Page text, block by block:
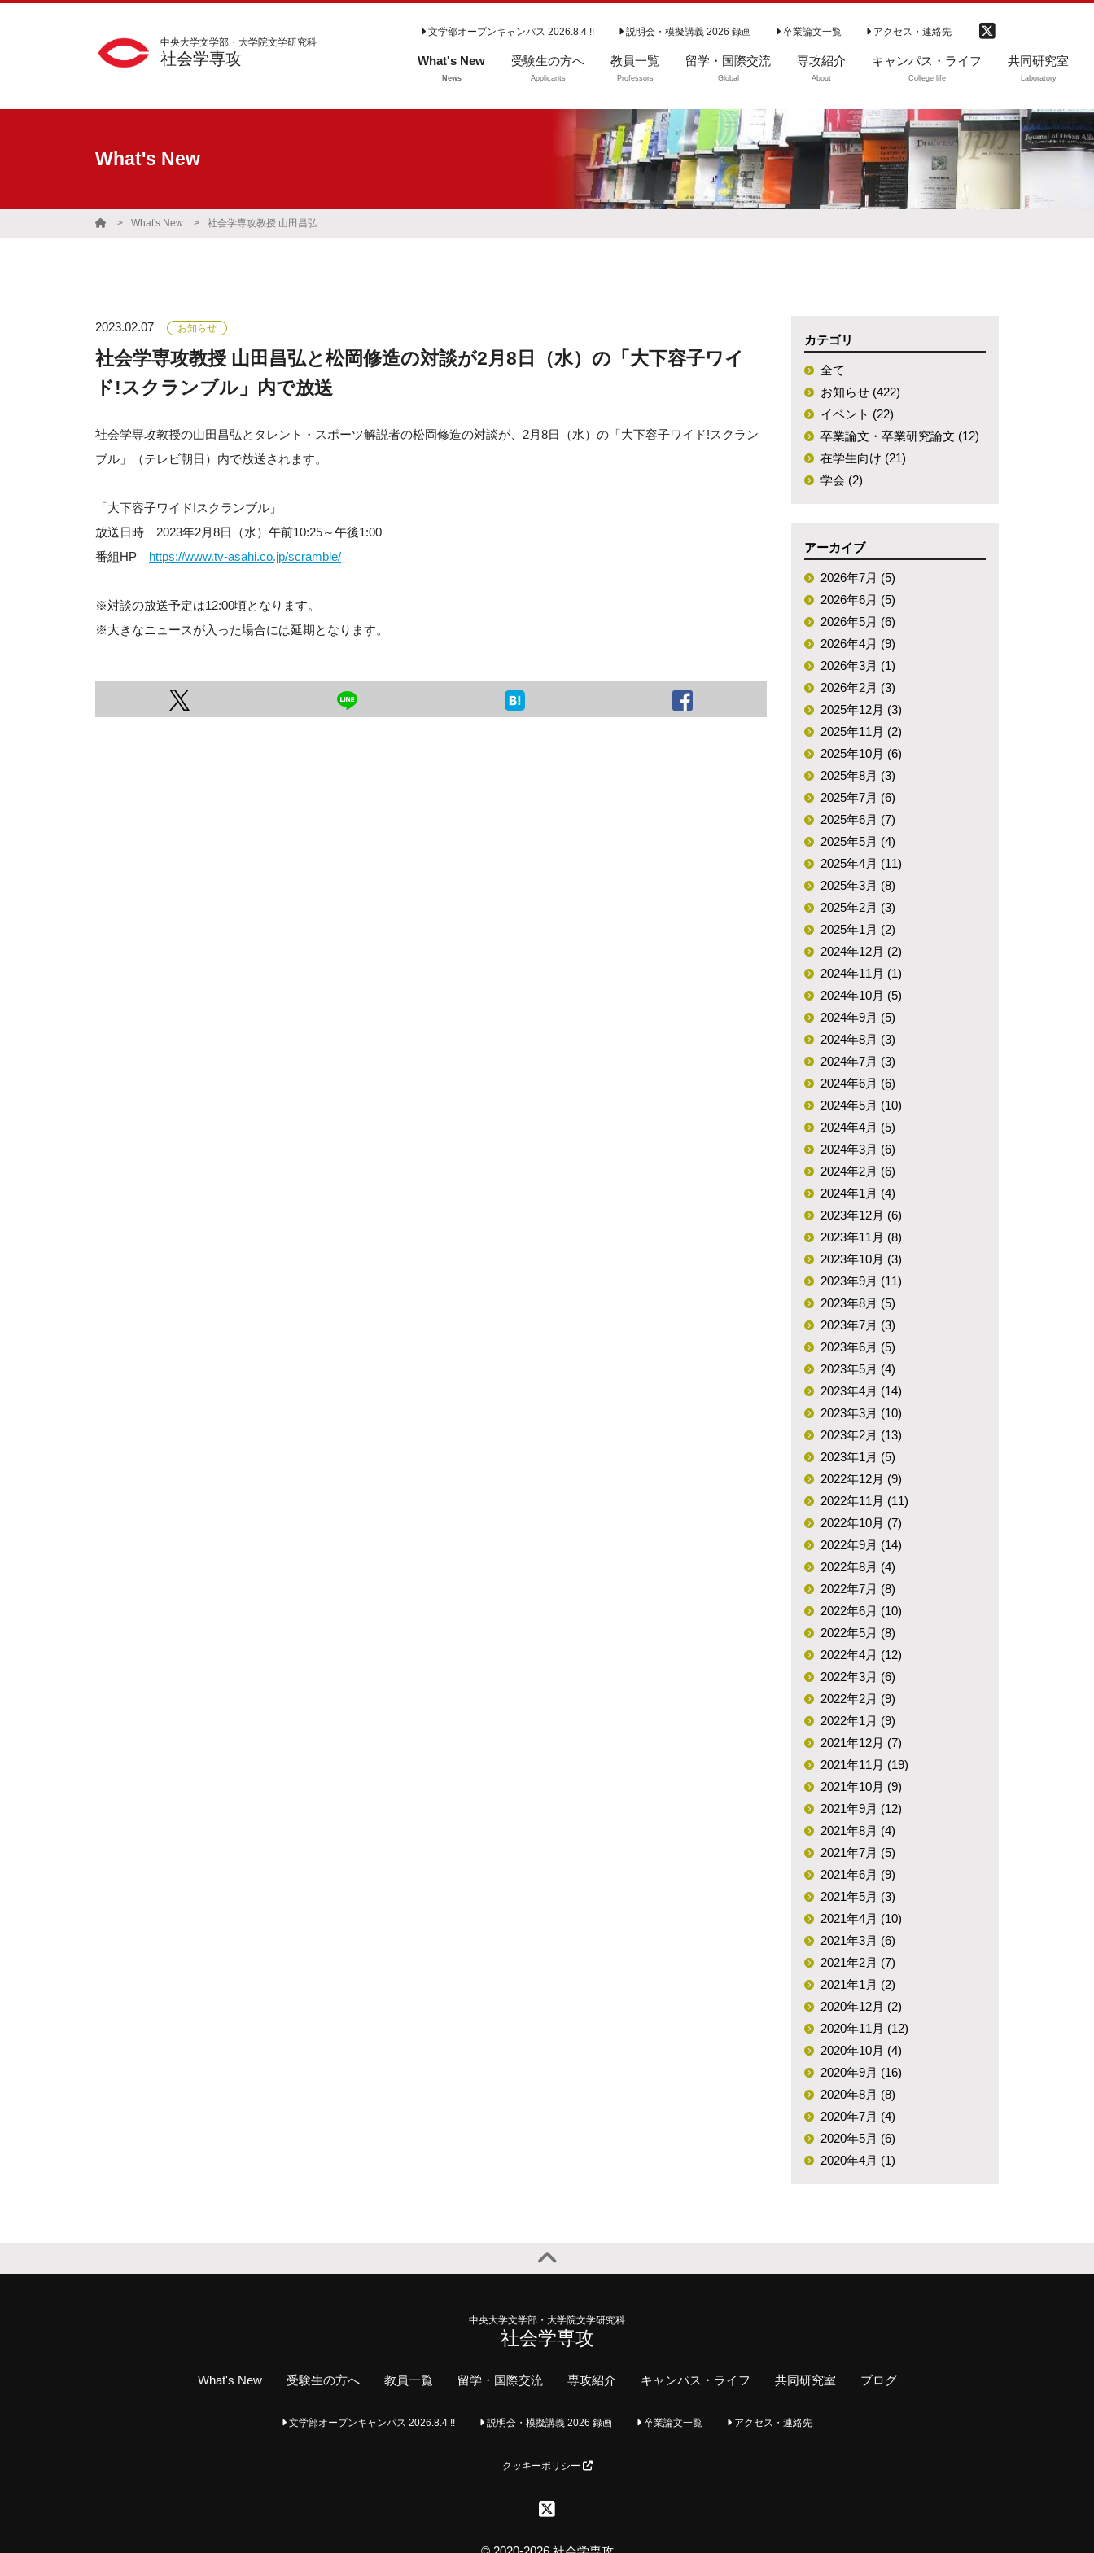
中央大学文学部・大学院文学研究科
社会学専攻
文学部オープンキャンパス 2026.8.4 !! 説明会・模擬講義 2026 録画 卒業論文一覧 アクセス・連絡先
What's New
News
受験生の方へ
Applicants
よくいただくご質
専攻説明会
教員一覧
Professors
留学・国際交流
Global
専攻紹介
About
専攻の理念
学部カリキュラム
卒業生の進路
カリキュラム（～
専攻説明会（録
画）
社会学コロキウム
キャンパス・ライフ
College life
大学院生等
卒業生・修了生
共同研究室
Laboratory
図書のご利用
CD-ROM閲覧リ
ト
What's New
What's New 社会学専攻教授 山田昌弘と松岡修造の対談が2月8日（水）の「大下容子ワイド!スクランブル」内で放送
2023.02.07 お知らせ
社会学専攻教授 山田昌弘と松岡修造の対談が2月8日（水）の「大下容子ワイ
ド!スクランブル」内で放送
社会学専攻教授の山田昌弘とタレント・スポーツ解説者の松岡修造の対談が、2月8日（水）の「大下容子ワイド!スクラン
ブル」（テレビ朝日）内で放送されます。
「大下容子ワイド!スクランブル」
放送日時 2023年2月8日（水）午前10:25～午後1:00
番組HP https://www.tv-asahi.co.jp/scramble/
※対談の放送予定は12:00頃となります。
※大きなニュースが入った場合には延期となります。
カテゴリ
全て
お知らせ (422)
イベント (22)
卒業論文・卒業研究論文 (12)
在学生向け (21)
学会 (2)
アーカイブ
2026年7月 (5)
2026年6月 (5)
2026年5月 (6)
2026年4月 (9)
2026年3月 (1)
2026年2月 (3)
2025年12月 (3)
2025年11月 (2)
2025年10月 (6)
2025年8月 (3)
2025年7月 (6)
2025年6月 (7)
2025年5月 (4)
2025年4月 (11)
2025年3月 (8)
2025年2月 (3)
2025年1月 (2)
2024年12月 (2)
2024年11月 (1)
2024年10月 (5)
2024年9月 (5)
2024年8月 (3)
2024年7月 (3)
2024年6月 (6)
2024年5月 (10)
2024年4月 (5)
2024年3月 (6)
2024年2月 (6)
2024年1月 (4)
2023年12月 (6)
2023年11月 (8)
2023年10月 (3)
2023年9月 (11)
2023年8月 (5)
2023年7月 (3)
2023年6月 (5)
2023年5月 (4)
2023年4月 (14)
2023年3月 (10)
2023年2月 (13)
2023年1月 (5)
2022年12月 (9)
2022年11月 (11)
2022年10月 (7)
2022年9月 (14)
2022年8月 (4)
2022年7月 (8)
2022年6月 (10)
2022年5月 (8)
2022年4月 (12)
2022年3月 (6)
2022年2月 (9)
2022年1月 (9)
2021年12月 (7)
2021年11月 (19)
2021年10月 (9)
2021年9月 (12)
2021年8月 (4)
2021年7月 (5)
2021年6月 (9)
2021年5月 (3)
2021年4月 (10)
2021年3月 (6)
2021年2月 (7)
2021年1月 (2)
2020年12月 (2)
2020年11月 (12)
2020年10月 (4)
2020年9月 (16)
2020年8月 (8)
2020年7月 (4)
2020年5月 (6)
2020年4月 (1)
中央大学文学部・大学院文学研究科
社会学専攻
What's New 受験生の方へ 教員一覧 留学・国際交流 専攻紹介 キャンパス・ライフ 共同研究室 ブログ
文学部オープンキャンパス 2026.8.4 !! 説明会・模擬講義 2026 録画 卒業論文一覧 アクセス・連絡先
クッキーポリシー